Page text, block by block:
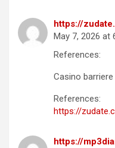
https://
May 7, 2026 at
References:
Casino
References:
https://
https://